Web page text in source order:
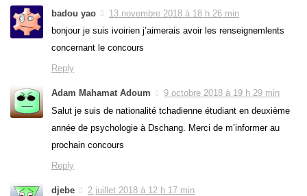
badou yao
13 novembre 2018 à 18 h 26 min
bonjour je suis ivoirien j’aimerais avoir les renseignemlents
concernant le concours
Reply
Adam Mahamat Adoum
9 octobre 2018 à 19 h 29 min
Salut je suis de nationalité tchadienne étudiant en deuxième
année de psychologie à Dschang. Merci de m’informer au
prochain concours
Reply
djebe
2 juillet 2018 à 12 h 17 min